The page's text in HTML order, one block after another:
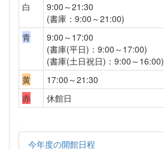
白
9:00～21:30
(書庫：9:00～21:00)
青
9:00～17:00
(書庫(平日)：9:00～17:00)
(書庫(土日祝日)：9:00～16:00)
黄
17:00～21:30
赤
休館日
今年度の開館日程